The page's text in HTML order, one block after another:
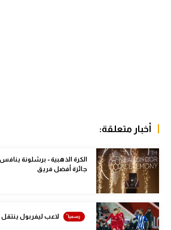
أقسام خاصة
Gamers
ميركاتو
تقرير في الجول
أخبار متعلقة:
الكرة الذهبية - برشلونة
جائزة أفضل فريق
لاعب ليفربول ينتقل